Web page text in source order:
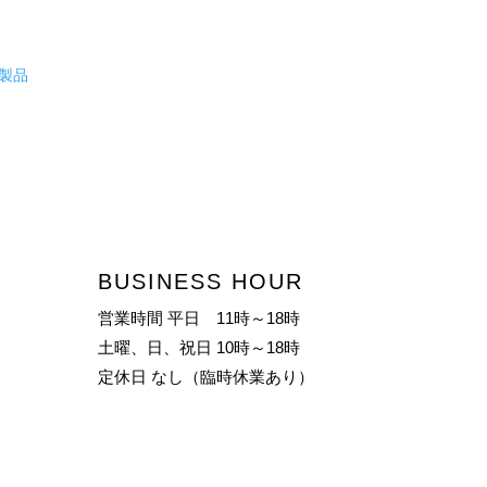
品
BUSINESS HOUR
営業時間 平日 11時～18時
土曜、日、祝日 10時～18時
定休日 なし（臨時休業あり）